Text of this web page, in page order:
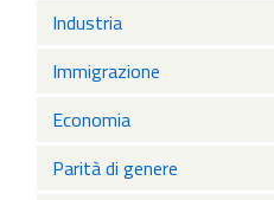
Industria
Immigrazione
Economia
Parità di genere